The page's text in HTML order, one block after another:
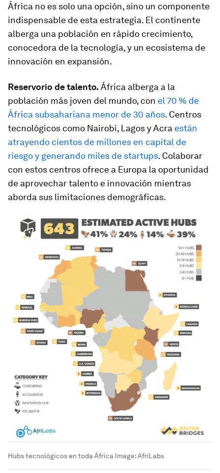
África no es solo una opción, sino un componente
indispensable de esta estrategia. El continente
alberga una población en rápido crecimiento,
conocedora de la tecnología, y un ecosistema de
innovación en expansión.
Reservorio de talento. África alberga a la
población más joven del mundo, con el 70 % de
África subsahariana menor de 30 años. Centros
tecnológicos como Nairobi, Lagos y Acra están
atrayendo cientos de millones en capital de
riesgo y generando miles de startups. Colaborar
con estos centros ofrece a Europa la oportunidad
de aprovechar talento e innovación mientras
aborda sus limitaciones demográficas.
Hubs tecnológicos en toda África Image:AfriLabs